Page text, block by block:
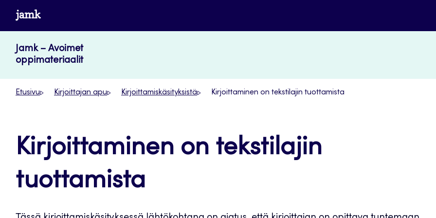
Siirry
sisältöön
www.jamk.fi
Jamk – Avoimet
oppimateriaalit
Etusivu Kirjoittajan apu Kirjoittamiskäsityksistä Kirjoittaminen on tekstilajin tuottamista
Kirjoittaminen on tekstilajin
tuottamista